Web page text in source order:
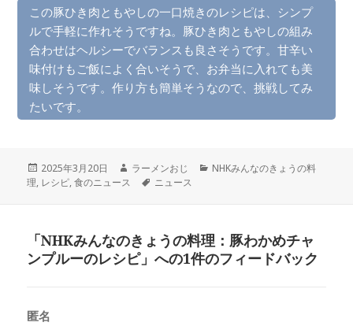
この豚ひき肉ともやしの一口焼きのレシピは、シンプ
ルで手軽に作れそうですね。豚ひき肉ともやしの組み
合わせはヘルシーでバランスも良さそうです。甘辛い
味付けもご飯によく合いそうで、お弁当に入れても美
味しそうです。作り方も簡単そうなので、挑戦してみ
たいです。
投
稿
2025年3月20日
作
ラーメンおじ
カ
NHKみんなのきょうの料
理, レシピ,食のニュース
タ
ニュース
「NHKみんなのきょうの料理：豚わかめチャ
ンプルーのレシピ」への1件のフィードバック
匿名